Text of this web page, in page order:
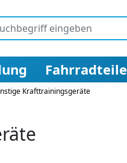
Fahrradteile
Krafttrainingsgeräte